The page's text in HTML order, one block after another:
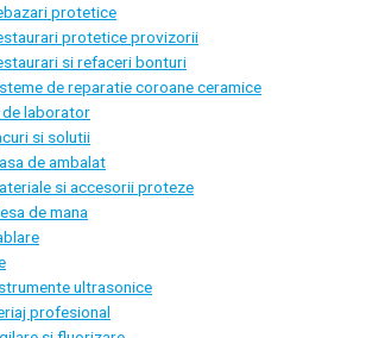
protetice
protetice provizorii
si refaceri bonturi
de reparatie coroane ceramice
laborator
si solutii
de ambalat
si accesorii proteze
de mana
ultrasonice
profesional